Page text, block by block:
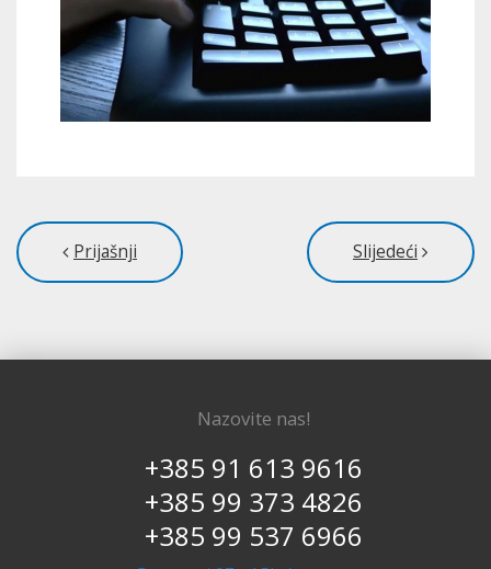
Prijašnji Slijedeći
Nazovite nas!
+385 91 613 9616
+385 99 373 4826
+385 99 537 6966